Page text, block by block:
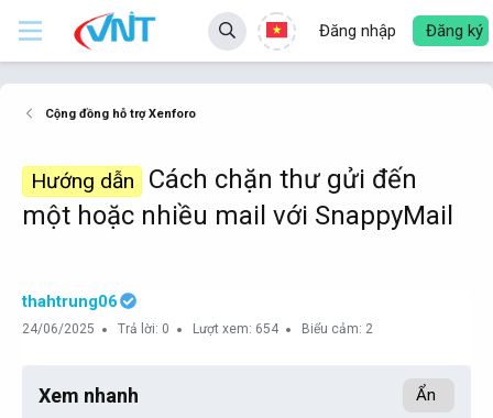
Đăng nhập Đăng ký
Cộng đồng hỗ trợ Xenforo
Hướng dẫn
Cách chặn thư gửi đến
một hoặc nhiều mail với SnappyMail
thahtrung06
24/06/2025 Trả lời: 0 Lượt xem: 654 Biểu cảm: 2
Xem nhanh Ẩn